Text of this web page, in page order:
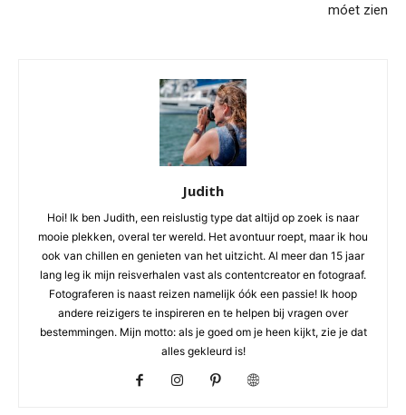
móet zien
Judith
Hoi! Ik ben Judith, een reislustig type dat altijd op zoek is naar
mooie plekken, overal ter wereld. Het avontuur roept, maar ik hou
ook van chillen en genieten van het uitzicht. Al meer dan 15 jaar
lang leg ik mijn reisverhalen vast als contentcreator en fotograaf.
Fotograferen is naast reizen namelijk óók een passie! Ik hoop
andere reizigers te inspireren en te helpen bij vragen over
bestemmingen. Mijn motto: als je goed om je heen kijkt, zie je dat
alles gekleurd is!